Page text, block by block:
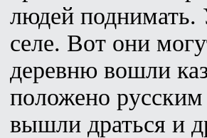
людей
селе. Вот они
деревню вошли
положено
вышли драться и